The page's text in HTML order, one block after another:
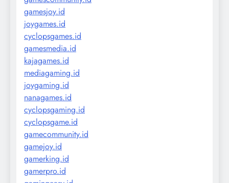
gamesjoy.id
joygames.id
cyclopsgames.id
gamesmedia.id
kajagames.id
mediagaming.id
joygaming.id
nanagames.id
cyclopsgaming.id
cyclopsgame.id
gamecommunity.id
gamejoy.id
gamerking.id
gamerpro.id